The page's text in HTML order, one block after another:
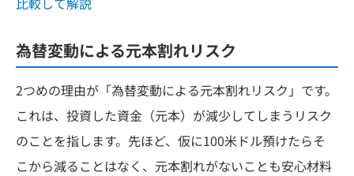
為替変動による元本割れリスク
2つめの理由が「為替変動による元本割れリスク」です。
これは、投資した資金（元本）が減少してしまうリスク
のことを指します。先ほど、仮に100米ドル預けたらそ
こから減ることはなく、元本割れがないことも安心材料